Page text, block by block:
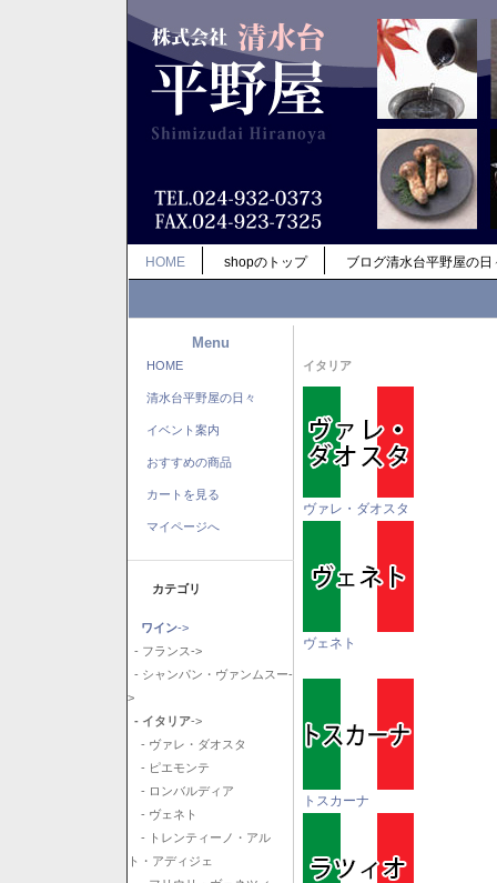
HOME shopのトップ ブログ清水台平野屋の日
Menu
HOME
清水台平野屋の日々
イベント案内
おすすめの商品
カートを見る
マイページへ
カテゴリ
ワイン->
- フランス->
- シャンパン・ヴァンムスー-
>
- イタリア->
- ヴァレ・ダオスタ
- ピエモンテ
- ロンバルディア
- ヴェネト
- トレンティーノ・アル
ト・アディジェ
イタリア
ヴァレ・ダオスタ
ヴェネト
トスカーナ